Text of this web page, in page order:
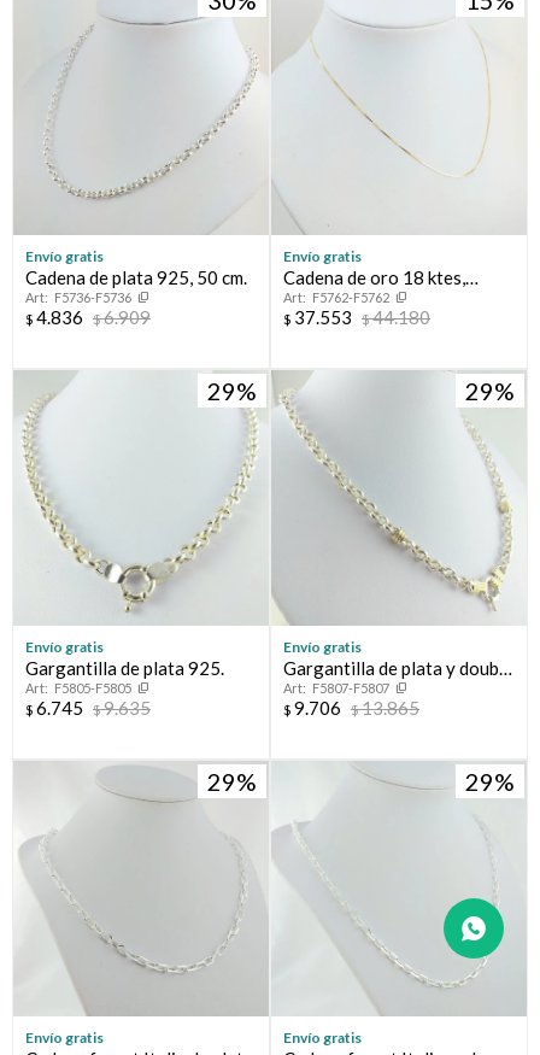
Envío gratis
Cadena de plata 925, 50 cm.
F5736-F5736
$ 4.836 $6.909
Envío gratis
Cadena de oro 18 ktes,
GRUMETTE
F5762-F5762
$ 37.553 $44.180
29
Envío gratis
Gargantilla de plata 925.
F5805-F5805
$ 6.745 $9.635
29
Envío gratis
Gargantilla de plata y double
en oro 18 ktes, Rolo
F5807-F5807
$ 9.706 $13.865
29
Envío gratis
29
Envío gratis